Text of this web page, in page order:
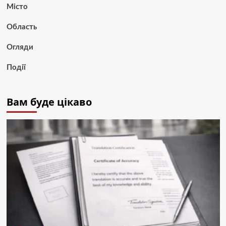
Місто
Область
Огляди
Події
Вам буде цікаво